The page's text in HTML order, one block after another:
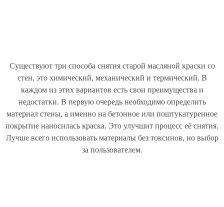
Существуют три способа снятия старой масляной краски со
стен, это химический, механический и термический. В
каждом из этих вариантов есть свои преимущества и
недостатки. В первую очередь необходимо определить
материал стены, а именно на бетонное или поштукатуренное
покрытие наносилась краска. Это улучшит процесс её снятия.
Лучше всего использовать материалы без токсинов, но выбор
за пользователем.